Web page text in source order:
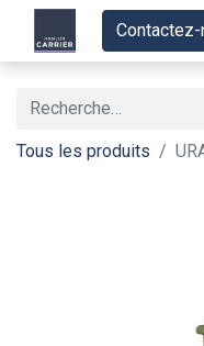
Contactez-
Tous les produits